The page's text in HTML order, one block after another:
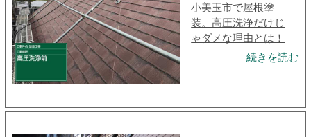
小美玉市で屋根塗
装。高圧洗浄だけじ
ゃダメな理由とは！
続きを読む